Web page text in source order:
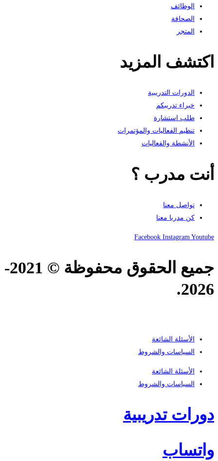
الوظائف
الصحافة
المتجر
اكتشف المزيد
الدورات التدريبية
خبراء تدريبكم
طلب استشارة
تنظيم الفعاليات والمؤتمرات
الأنشطة والفعاليات
أنت مدرب ؟
تواصل معنا
كن مدربا معنا
Facebook Instagram Youtube
جميع الحقوق محفوظة © 2021-
2026.
الأسئلة الشائعة
السياسات والشروط
الأسئلة الشائعة
السياسات والشروط
دورات تدريبية
واتساب